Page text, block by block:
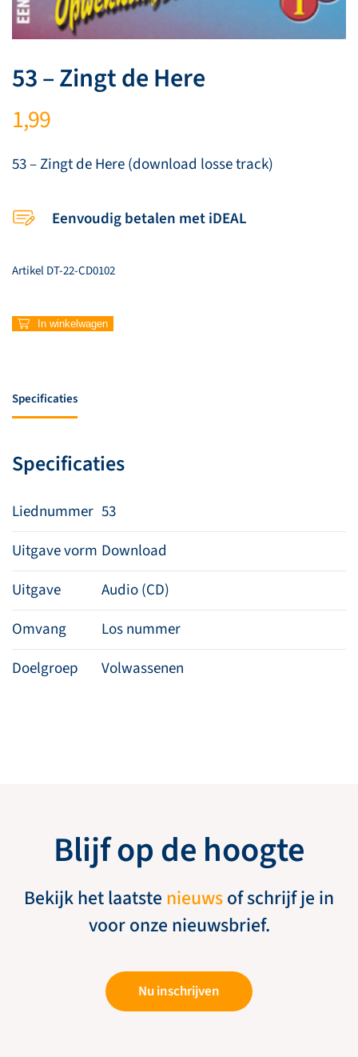
53 – Zingt de Here
1,99
53 – Zingt de Here (download losse track)
Eenvoudig betalen met iDEAL
ArtikelDT-22-CD0102
53
Here
aantal
In winkelwagen
Specificaties
Specificaties
Liednummer 53
Uitgave vorm Download
Uitgave
Audio (CD)
Omvang
Los nummer
Doelgroep
Volwassenen
Blijf op de hoogte
Bekijk het laatste nieuwsof schrijf je in
voor onze nieuwsbrief.
Nu inschrijven